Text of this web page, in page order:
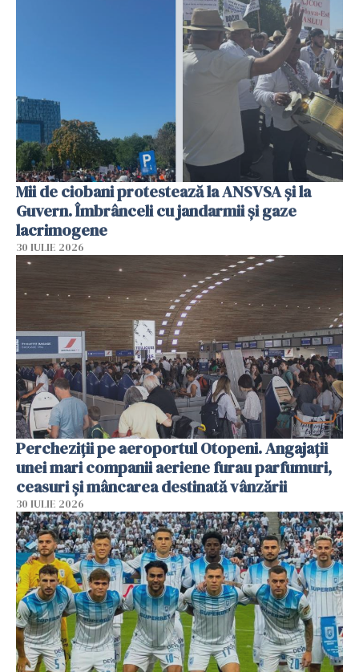
Mii de ciobani protestează la ANSVSA și la
Guvern. Îmbrânceli cu jandarmii și gaze
lacrimogene
30 IULIE 2026
Percheziții pe aeroportul Otopeni. Angajații
unei mari companii aeriene furau parfumuri,
ceasuri și mâncarea destinată vânzării
30 IULIE 2026